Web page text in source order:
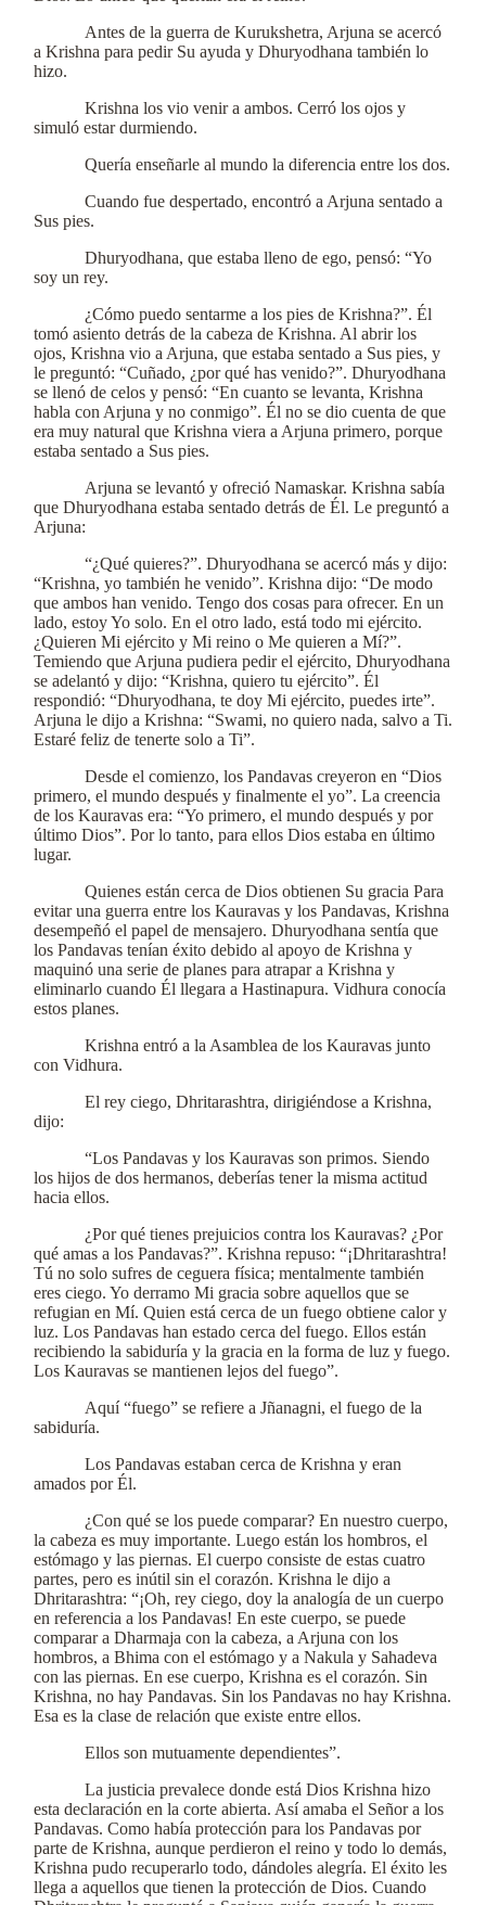
Antes de la guerra de Kurukshetra, Arjuna se acercó
a Krishna para pedir Su ayuda y Dhuryodhana también lo
hizo.
Krishna los vio venir a ambos. Cerró los ojos y
simuló estar durmiendo.
Quería enseñarle al mundo la diferencia entre los dos.
Cuando fue despertado, encontró a Arjuna sentado a
Sus pies.
Dhuryodhana, que estaba lleno de ego, pensó: “Yo
soy un rey.
¿Cómo puedo sentarme a los pies de Krishna?”. Él
tomó asiento detrás de la cabeza de Krishna. Al abrir los
ojos, Krishna vio a Arjuna, que estaba sentado a Sus pies, y
le preguntó: “Cuñado, ¿por qué has venido?”. Dhuryodhana
se llenó de celos y pensó: “En cuanto se levanta, Krishna
habla con Arjuna y no conmigo”. Él no se dio cuenta de que
era muy natural que Krishna viera a Arjuna primero, porque
estaba sentado a Sus pies.
Arjuna se levantó y ofreció Namaskar. Krishna sabía
que Dhuryodhana estaba sentado detrás de Él. Le preguntó a
Arjuna:
“¿Qué quieres?”. Dhuryodhana se acercó más y dijo:
“Krishna, yo también he venido”. Krishna dijo: “De modo
que ambos han venido. Tengo dos cosas para ofrecer. En un
lado, estoy Yo solo. En el otro lado, está todo mi ejército.
¿Quieren Mi ejército y Mi reino o Me quieren a Mí?”.
Temiendo que Arjuna pudiera pedir el ejército, Dhuryodhana
se adelantó y dijo: “Krishna, quiero tu ejército”. Él
respondió: “Dhuryodhana, te doy Mi ejército, puedes irte”.
Arjuna le dijo a Krishna: “Swami, no quiero nada, salvo a Ti.
Estaré feliz de tenerte solo a Ti”.
Desde el comienzo, los Pandavas creyeron en “Dios
primero, el mundo después y finalmente el yo”. La creencia
de los Kauravas era: “Yo primero, el mundo después y por
último Dios”. Por lo tanto, para ellos Dios estaba en último
lugar.
Quienes están cerca de Dios obtienen Su gracia Para
evitar una guerra entre los Kauravas y los Pandavas, Krishna
desempeñó el papel de mensajero. Dhuryodhana sentía que
los Pandavas tenían éxito debido al apoyo de Krishna y
maquinó una serie de planes para atrapar a Krishna y
eliminarlo cuando Él llegara a Hastinapura. Vidhura conocía
estos planes.
Krishna entró a la Asamblea de los Kauravas junto
con Vidhura.
El rey ciego, Dhritarashtra, dirigiéndose a Krishna,
dijo:
“Los Pandavas y los Kauravas son primos. Siendo
los hijos de dos hermanos, deberías tener la misma actitud
hacia ellos.
¿Por qué tienes prejuicios contra los Kauravas? ¿Por
qué amas a los Pandavas?”. Krishna repuso: “¡Dhritarashtra!
Tú no solo sufres de ceguera física; mentalmente también
eres ciego. Yo derramo Mi gracia sobre aquellos que se
refugian en Mí. Quien está cerca de un fuego obtiene calor y
luz. Los Pandavas han estado cerca del fuego. Ellos están
recibiendo la sabiduría y la gracia en la forma de luz y fuego.
Los Kauravas se mantienen lejos del fuego”.
Aquí “fuego” se refiere a Jñanagni, el fuego de la
sabiduría.
Los Pandavas estaban cerca de Krishna y eran
amados por Él.
¿Con qué se los puede comparar? En nuestro cuerpo,
la cabeza es muy importante. Luego están los hombros, el
estómago y las piernas. El cuerpo consiste de estas cuatro
partes, pero es inútil sin el corazón. Krishna le dijo a
Dhritarashtra: “¡Oh, rey ciego, doy la analogía de un cuerpo
en referencia a los Pandavas! En este cuerpo, se puede
comparar a Dharmaja con la cabeza, a Arjuna con los
hombros, a Bhima con el estómago y a Nakula y Sahadeva
con las piernas. En ese cuerpo, Krishna es el corazón. Sin
Krishna, no hay Pandavas. Sin los Pandavas no hay Krishna.
Esa es la clase de relación que existe entre ellos.
Ellos son mutuamente dependientes”.
La justicia prevalece donde está Dios Krishna hizo
esta declaración en la corte abierta. Así amaba el Señor a los
Pandavas. Como había protección para los Pandavas por
parte de Krishna, aunque perdieron el reino y todo lo demás,
Krishna pudo recuperarlo todo, dándoles alegría. El éxito les
llega a aquellos que tienen la protección de Dios. Cuando